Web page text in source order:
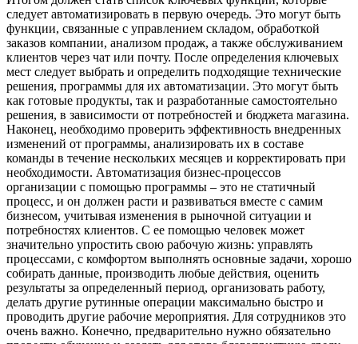
следует автоматизировать в первую очередь. Это могут быть
функции, связанные с управлением складом, обработкой
заказов компании, анализом продаж, а также обслуживанием
клиентов через чат или почту. После определения ключевых
мест следует выбрать и определить подходящие технические
решения, программы для их автоматизации. Это могут быть
как готовые продукты, так и разработанные самостоятельно
решения, в зависимости от потребностей и бюджета магазина.
Наконец, необходимо проверить эффективность внедренных
изменений от программы, анализировать их в составе
команды в течение нескольких месяцев и корректировать при
необходимости. Автоматизация бизнес-процессов
организации с помощью программы – это не статичный
процесс, и он должен расти и развиваться вместе с самим
бизнесом, учитывая изменения в рыночной ситуации и
потребностях клиентов. С ее помощью человек может
значительно упростить свою рабочую жизнь: управлять
процессами, с комфортом выполнять основные задачи, хорошо
собирать данные, производить любые действия, оценить
результаты за определенный период, организовать работу,
делать другие рутинные операции максимально быстро и
проводить другие рабочие мероприятия. Для сотрудников это
очень важно. Конечно, предварительно нужно обязательно